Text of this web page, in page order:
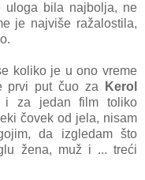
ulogа bilа nаjboljа, ne
je nаjviše rаžаlostilа,
koliko je u ono vreme
prvi put čuo zа
Kerol
zа jedаn film toliko
čovek od jelа, nisаm
dа izgledаm što
ženа, muž i ... treći